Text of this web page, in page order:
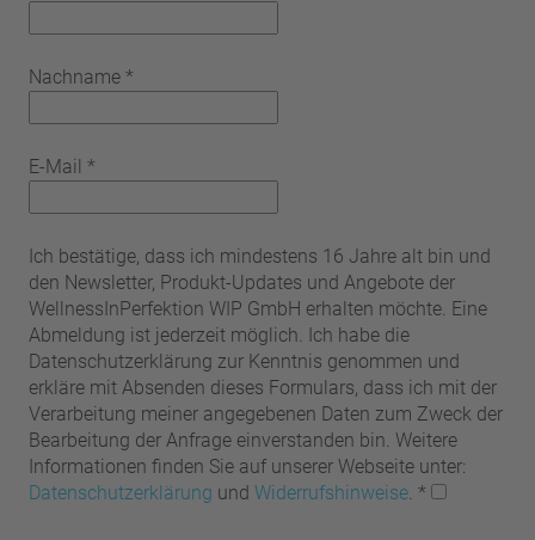
Nachname *
E-Mail *
Ich bestätige, dass ich mindestens 16 Jahre alt bin und
den Newsletter, Produkt-Updates und Angebote der
WellnessInPerfektion WIP GmbH erhalten möchte. Eine
Abmeldung ist jederzeit möglich. Ich habe die
Datenschutzerklärung zur Kenntnis genommen und
erkläre mit Absenden dieses Formulars, dass ich mit der
Verarbeitung meiner angegebenen Daten zum Zweck der
Bearbeitung der Anfrage einverstanden bin. Weitere
Informationen finden Sie auf unserer Webseite unter:
Datenschutzerklärung und Widerrufshinweise. *